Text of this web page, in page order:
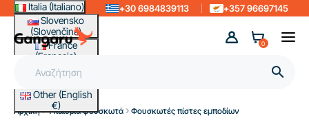
Italia (Italiano)
Slovensko
(Slovenčina)
France
(Français)
Magyarország
(Magyar)
Other (English
€)
+30 6984839113 +357 96697145

0
Αρχική Υπαίθρια φουσκωτά Φουσκωτές πίστες εμποδίων